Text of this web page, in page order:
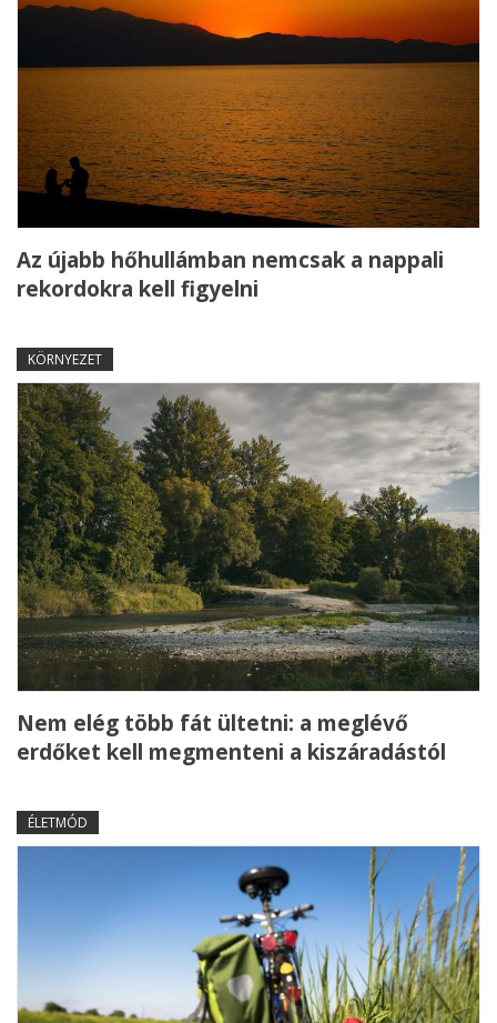
Az újabb hőhullámban nemcsak a nappali
rekordokra kell figyelni
KÖRNYEZET
Nem elég több fát ültetni: a meglévő
erdőket kell megmenteni a kiszáradástól
ÉLETMÓD